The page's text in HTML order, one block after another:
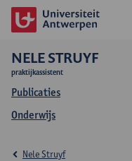
NELE STRUYF
praktijkassistent
Publicaties
Onderwijs
Nele Struyf